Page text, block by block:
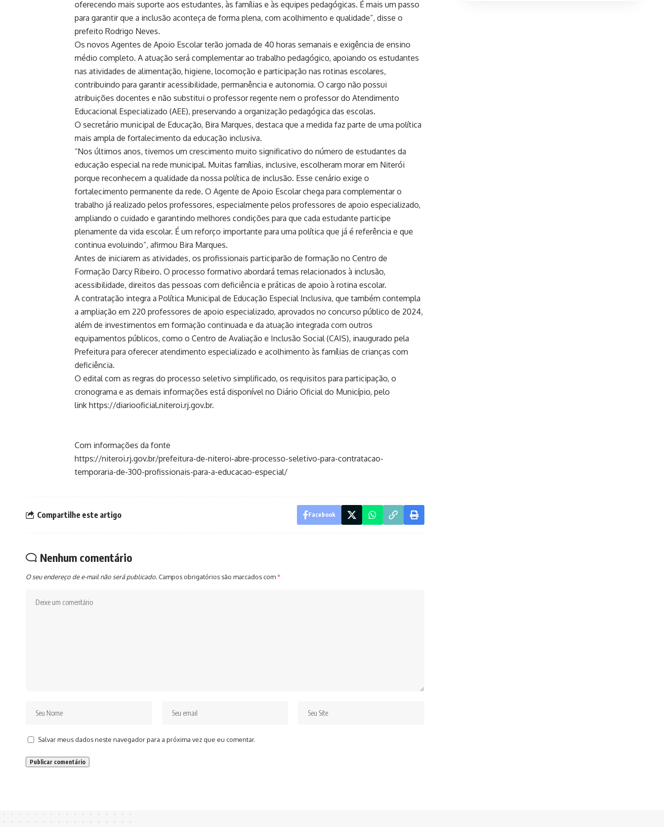
oferecendo mais suporte aos estudantes, às famílias e às equipes pedagógicas. É mais um passo
para garantir que a inclusão aconteça de forma plena, com acolhimento e qualidade”, disse o
prefeito Rodrigo Neves.
Os novos Agentes de Apoio Escolar terão jornada de 40 horas semanais e exigência de ensino
médio completo. A atuação será complementar ao trabalho pedagógico, apoiando os estudantes
nas atividades de alimentação, higiene, locomoção e participação nas rotinas escolares,
contribuindo para garantir acessibilidade, permanência e autonomia. O cargo não possui
atribuições docentes e não substitui o professor regente nem o professor do Atendimento
Educacional Especializado (AEE), preservando a organização pedagógica das escolas.
O secretário municipal de Educação, Bira Marques, destaca que a medida faz parte de uma política
mais ampla de fortalecimento da educação inclusiva.
“Nos últimos anos, tivemos um crescimento muito significativo do número de estudantes da
educação especial na rede municipal. Muitas famílias, inclusive, escolheram morar em Niterói
porque reconhecem a qualidade da nossa política de inclusão. Esse cenário exige o
fortalecimento permanente da rede. O Agente de Apoio Escolar chega para complementar o
trabalho já realizado pelos professores, especialmente pelos professores de apoio especializado,
ampliando o cuidado e garantindo melhores condições para que cada estudante participe
plenamente da vida escolar. É um reforço importante para uma política que já é referência e que
continua evoluindo”, afirmou Bira Marques.
Antes de iniciarem as atividades, os profissionais participarão de formação no Centro de
Formação Darcy Ribeiro. O processo formativo abordará temas relacionados à inclusão,
acessibilidade, direitos das pessoas com deficiência e práticas de apoio à rotina escolar.
A contratação integra a Política Municipal de Educação Especial Inclusiva, que também contempla
a ampliação em 220 professores de apoio especializado, aprovados no concurso público de 2024,
além de investimentos em formação continuada e da atuação integrada com outros
equipamentos públicos, como o Centro de Avaliação e Inclusão Social (CAIS), inaugurado pela
Prefeitura para oferecer atendimento especializado e acolhimento às famílias de crianças com
deficiência.
O edital com as regras do processo seletivo simplificado, os requisitos para participação, o
cronograma e as demais informações está disponível no Diário Oficial do Município, pelo
link https://diariooficial.niteroi.rj.gov.br.
Com informações da fonte
https://niteroi.rj.gov.br/prefeitura-de-niteroi-abre-processo-seletivo-para-contratacao-
temporaria-de-300-profissionais-para-a-educacao-especial/
Compartilhe este artigo Facebook
Nenhum comentário
O seu endereço de e-mail não será publicado. Campos obrigatórios são marcados com*
Salvar meus dados neste navegador para a próxima vez que eu comentar.